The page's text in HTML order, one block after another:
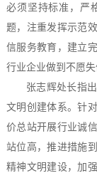
必须坚持标准，严
题，注重发挥示范
信服务教育，建立
行业企业做到不愿失
张志辉处长指
文明创建体系。针
价总站开展行业诚
站位高，推进措施
精神文明建设，加